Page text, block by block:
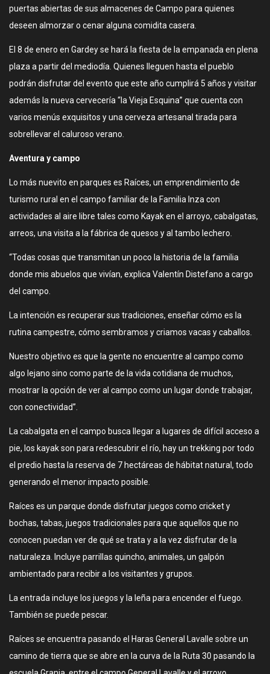
puertas abiertas de sus almacenes de Campo para quienes
deseen almorzar o cenar alguna comidita casera.
El 8 de enero en Gardey se hará la fiesta de la empanada en plena
plaza a partir del mediodía. Quienes lleguen hasta el pueblo
podrán disfrutar del evento que este año cumplirá 5 años y visitar
además la nueva cervecería “la Vieja Esquina” que cuenta con
varios menús exquisitos y una cerveza artesanal tirada para
sobrellevar el caluroso verano.
Aventura y campo
Lo más nuevito en parques es Raíces, un emprendimiento de
turismo rural en el campo familiar de la Familia Inza con
actividades al aire libre tales como Kayak en el arroyo, cabalgatas,
arreos, una visita a la fábrica de quesos y al tambo lechero.
“Todas cosas que transmitan un poco la historia de la familia
donde mis abuelos que vivían, explica Valentín Distefano a cargo
del campo.
La intención es recuperar sus tradiciones, enseñar cómo es la
rutina campestre, cómo sembramos y criamos vacas y caballos.
Nuestro objetivo es que la gente no encuentre al campo como
algo lejano sino como parte de la vida cotidiana de muchos,
mostrar la opción de ver al campo como un lugar donde trabajar,
con conectividad”.
La cabalgata en el campo busca llegar a lugares de difícil acceso a
pie, los kayak son para redescubrir el río, hay un trekking por todo
el predio hasta la reserva de 7 hectáreas de hábitat natural, todo
generando el menor impacto posible.
Raíces es un parque donde disfrutar juegos como cricket y
bochas, tabas, juegos tradicionales para que aquellos que no
conocen puedan ver de qué se trata y a la vez disfrutar de la
naturaleza. Incluye parrillas quincho, animales, un galpón
ambientado para recibir a los visitantes y grupos.
La entrada incluye los juegos y la leña para encender el fuego.
También se puede pescar.
Raíces se encuentra pasando el Haras General Lavalle sobre un
camino de tierra que se abre en la curva de la Ruta 30 pasando la